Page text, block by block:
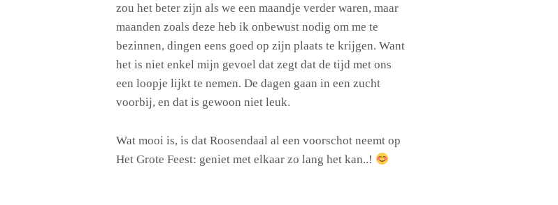
zou het beter zijn als we een maandje verder waren, maar
maanden zoals deze heb ik onbewust nodig om me te
bezinnen, dingen eens goed op zijn plaats te krijgen. Want
het is niet enkel mijn gevoel dat zegt dat de tijd met ons
een loopje lijkt te nemen. De dagen gaan in een zucht
voorbij, en dat is gewoon niet leuk.
Wat mooi is, is dat Roosendaal al een voorschot neemt op
Het Grote Feest: geniet met elkaar zo lang het kan..!